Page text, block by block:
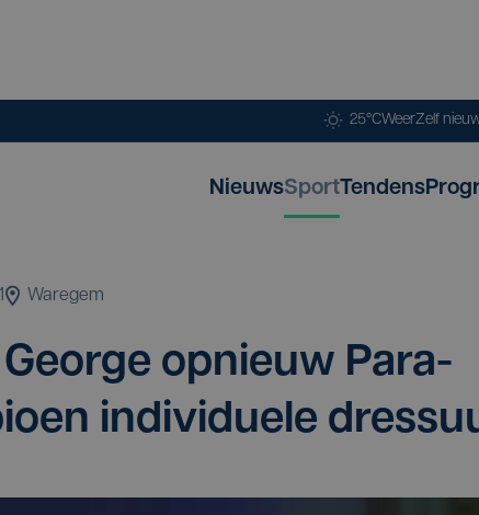
25°CWeerZelf
NieuwsSportTendens
Waregem
Geor­ge opnieuw Para­
indi­vi­du­e­le